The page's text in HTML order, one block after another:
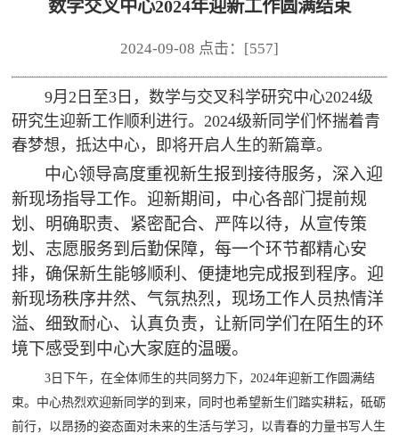
数学交叉中心2024年迎新工作圆满结束
2024-09-08 点击：[557]
9月2日至3日，数学与交叉科学研究中心2024级
研究生迎新工作顺利进行。2024级新同学们怀揣着青
春梦想，抵达中心，即将开启人生的新篇章。
中心领导高度重视新生报到接待服务， 深入迎
新现场指导工作。 迎新期间，中心各部门提前规
划、明确职责、紧密配合、严阵以待，从宣传策
划、志愿服务到后勤保障，每一个环节都精心安
排，确保新生能够顺利、便捷地完成报到程序。迎
新现场秩序井然、气氛热烈，现场工作人员热情洋
溢、细致耐心、认真负责，让新同学们在陌生的环
境下感受到中心大家庭的温暖。
3日下午，在全体师生的共同努力下，2024年迎新工作圆满结
束。中心热烈欢迎新同学的到来，同时也希望新生们踏实耕耘，砥砺
前行，以昂扬的姿态面对未来的生活与学习，以青春的力量书写人生